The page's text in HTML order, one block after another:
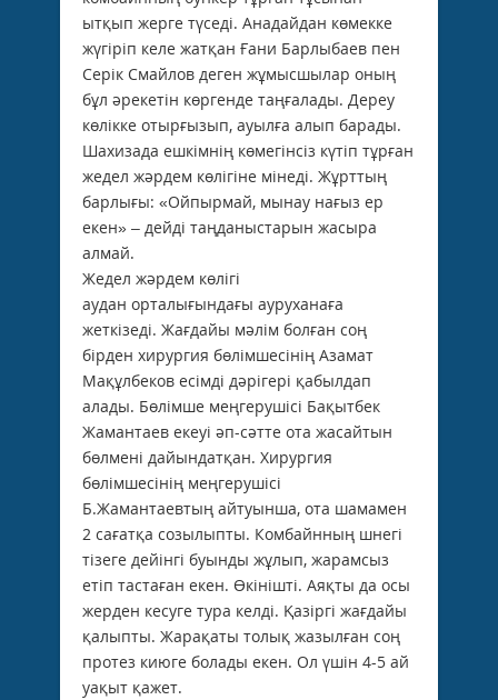
ытқып жерге түседі. Анадайдан көмекке
жүгіріп келе жатқан Ғани Барлыбаев пен
Серік Смайлов деген жұмысшылар оның
бұл әрекетін көргенде таңғалады. Дереу
көлікке отырғызып, ауылға алып барады.
Шахизада ешкімнің көмегінсіз күтіп тұрған
жедел жәрдем көлігіне мінеді. Жұрттың
барлығы: «Ойпырмай, мынау нағыз ер
екен» – дейді таңданыстарын жасыра
алмай.
Жедел жәрдем көлігі
аудан орталығындағы ауруханаға
жеткізеді. Жағдайы мәлім болған соң
бірден хирургия бөлімшесінің Азамат
Мақұлбеков есімді дәрі­гері қабылдап
алады. Бөлімше меңгерушісі Бақытбек
Жамантаев екеуі әп-сәтте ота жасайтын
бөлмені дайындатқан. Хирургия
бөлімшесінің меңгерушісі
Б.Жамантаевтың айтуынша, ота шамамен
2 сағатқа созылыпты. Комбайнның шнегі
тізеге дейінгі буынды жұлып, жарамсыз
етіп тастаған екен. Өкінішті. Аяқты да осы
жерден кесуге тура келді. Қазіргі жағдайы
қалыпты. Жарақаты толық жазылған соң
протез киюге болады екен. Ол үшін 4-5 ай
уақыт қажет.